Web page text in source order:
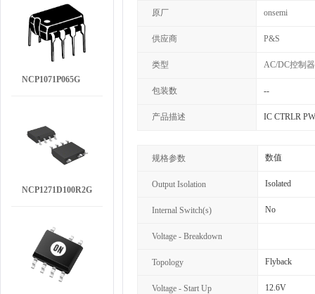
NCP1071P065G
NCP1271D100R2G
原厂 onsemi
供应商 P&S
类型 AC/DC控制器
包装数 --
产品描述 IC CTRLR
规格参数 数值
Output Isolation Isolated
Internal Switch(s) No
Voltage - Breakdown
Topology Flyback
Voltage - Start Up 12.6V